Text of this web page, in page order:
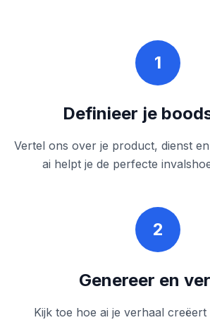
1
Definieer je
Vertel ons over je product, dienst
ai helpt je de perfecte
2
Genereer en
Kijk toe hoe ai je verhaal